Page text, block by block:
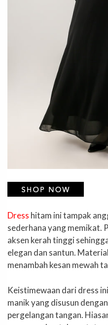
Dress hitam ini tampak
sederhana yang memikat.
aksen kerah tinggi
elegan dan santun.
menambah kesan mewah
Keistimewaan dari dress
manik yang disusun
pergelangan tangan.